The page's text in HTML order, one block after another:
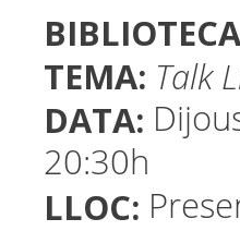
TEMA: Talk
DATA:
20:30h
LLOC: